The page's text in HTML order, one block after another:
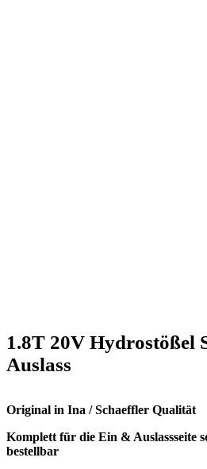
1.8T 20V Hydrostößel
Auslass
Original in Ina / Schaeffler Qualität
Komplett für die Ein & Auslassseite
bestellbar